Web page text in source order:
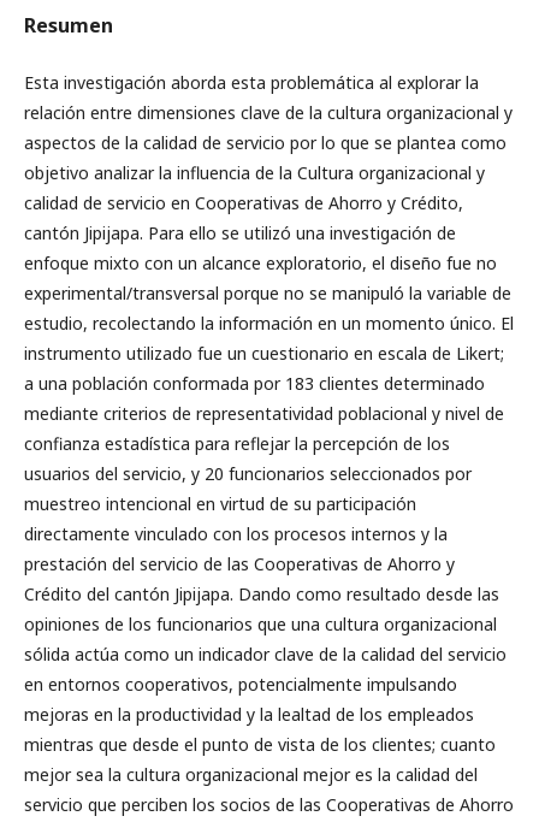
Resumen
Esta investigación aborda esta problemática al explorar la
relación entre dimensiones clave de la cultura organizacional y
aspectos de la calidad de servicio por lo que se plantea como
objetivo analizar la influencia de la Cultura organizacional y
calidad de servicio en Cooperativas de Ahorro y Crédito,
cantón Jipijapa. Para ello se utilizó una investigación de
enfoque mixto con un alcance exploratorio, el diseño fue no
experimental/transversal porque no se manipuló la variable de
estudio, recolectando la información en un momento único. El
instrumento utilizado fue un cuestionario en escala de Likert;
a una población conformada por 183 clientes determinado
mediante criterios de representatividad poblacional y nivel de
confianza estadística para reflejar la percepción de los
usuarios del servicio, y 20 funcionarios seleccionados por
muestreo intencional en virtud de su participación
directamente vinculado con los procesos internos y la
prestación del servicio de las Cooperativas de Ahorro y
Crédito del cantón Jipijapa. Dando como resultado desde las
opiniones de los funcionarios que una cultura organizacional
sólida actúa como un indicador clave de la calidad del servicio
en entornos cooperativos, potencialmente impulsando
mejoras en la productividad y la lealtad de los empleados
mientras que desde el punto de vista de los clientes; cuanto
mejor sea la cultura organizacional mejor es la calidad del
servicio que perciben los socios de las Cooperativas de Ahorro